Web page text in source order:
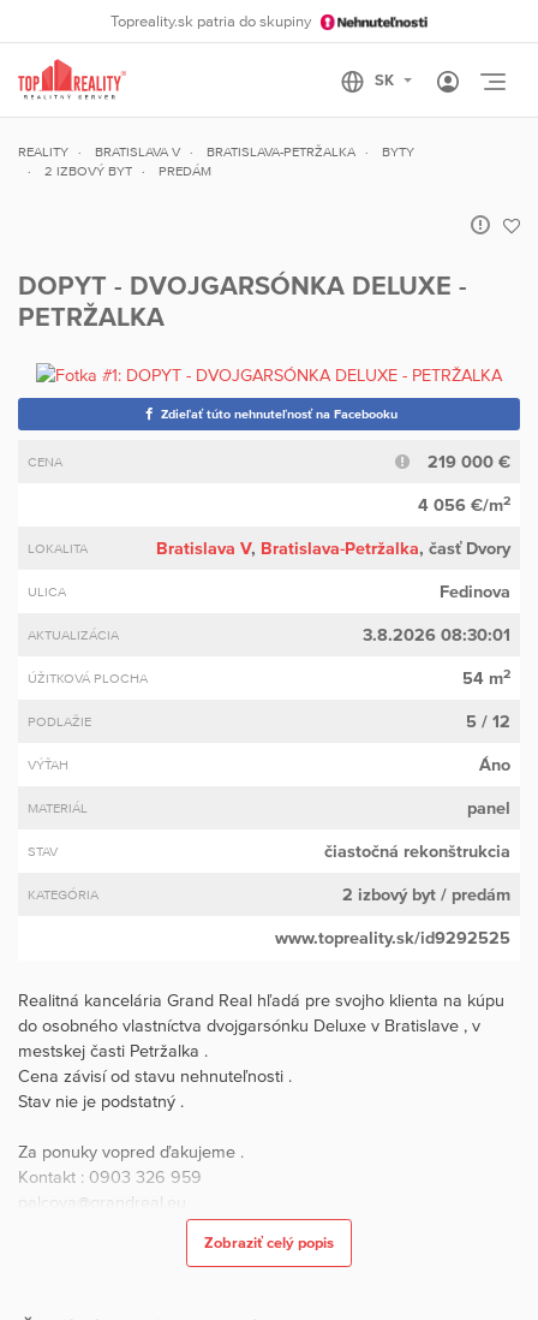
Topreality.sk patria do skupiny
REALITY BRATISLAVA V BRATISLAVA-PETRŽALKA
BYTY
2 IZBOVÝ BYT
PREDÁM
DOPYT - DVOJGARSÓNKA DELUXE -
PETRŽALKA
Zdieľať túto nehnuteľnosť na Facebooku
CENA 219 000 €
4 056 €/m2
LOKALITA Bratislava V, Bratislava-Petržalka, časť Dvory
ULICA Fedinova
AKTUALIZÁCIA 3.8.2026 08:30:01
ÚŽITKOVÁ PLOCHA 54 m2
PODLAŽIE 5 / 12
VÝŤAH Áno
MATERIÁL panel
STAV čiastočná rekonštrukcia
KATEGÓRIA 2 izbový byt / predám
www.topreality.sk/id9292525
Realitná kancelária Grand Real hľadá pre svojho klienta na kúpu
do osobného vlastníctva dvojgarsónku Deluxe v Bratislave , v
mestskej časti Petržalka .
Cena závisí od stavu nehnuteľnosti .
Stav nie je podstatný .
Za ponuky vopred ďakujeme .
Kontakt : 0903 326 959
palcova@grandreal.eu
Zobraziť celý popis